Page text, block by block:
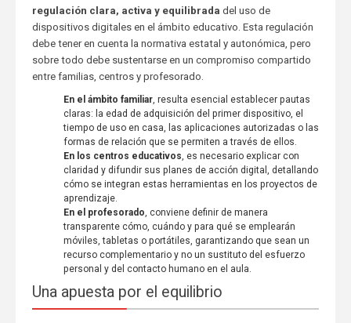
regulación clara, activa y equilibrada del uso de
dispositivos digitales en el ámbito educativo. Esta regulación
debe tener en cuenta la normativa estatal y autonómica, pero
sobre todo debe sustentarse en un compromiso compartido
entre familias, centros y profesorado.
En el ámbito familiar, resulta esencial establecer pautas
claras: la edad de adquisición del primer dispositivo, el
tiempo de uso en casa, las aplicaciones autorizadas o las
formas de relación que se permiten a través de ellos.
En los centros educativos, es necesario explicar con
claridad y difundir sus planes de acción digital, detallando
cómo se integran estas herramientas en los proyectos de
aprendizaje.
En el profesorado, conviene definir de manera
transparente cómo, cuándo y para qué se emplearán
móviles, tabletas o portátiles, garantizando que sean un
recurso complementario y no un sustituto del esfuerzo
personal y del contacto humano en el aula.
Una apuesta por el equilibrio